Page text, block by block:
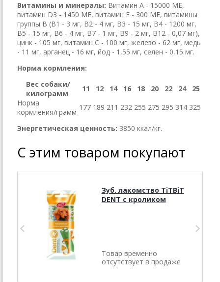
Витамины и минералы: Витамин А - 15000 МЕ,
витамин D3 - 1450 МЕ, витамин Е - 300 МЕ, витамины
группы В (В1 - 3 мг, В2 - 4 мг, В3 - 15 мг, В4 - 1200 мг,
В5 - 15 мг, В6 - 4 мг, В7 - 1 мг, В9 - 2 мг, В12 - 0,07 мг),
цинк - 105 мг, витамин С - 100 мг, железо - 62 мг, медь
- 11 мг, арганец - 16 мг, йод - 1,55 мг, селен - 0,15 мг.
Норма кормления:
Вес собаки/
килограмм
11 12 14 16 18 20 22 24
25
Норма
кормления/грамм
177 189 211 232 255 275 295 314 325
Энергетическая ценность: 3850 ккал/кг.
С этим товаром покупают
Зуб. лакомство TiTBiT
DENT с кроликом
Товар временно
отсутствует в продаже